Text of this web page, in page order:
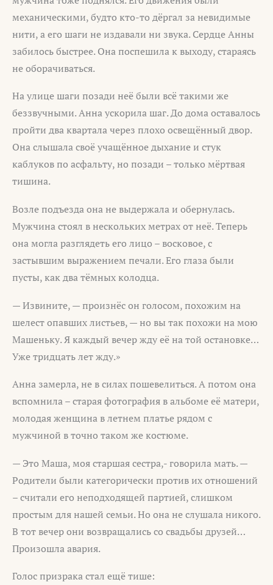
механическими, будто кто-то дёргал за невидимые
нити, а его шаги не издавали ни звука. Сердце Анны
забилось быстрее. Она поспешила к выходу, стараясь
не оборачиваться.
На улице шаги позади неё были всё такими же
беззвучными. Анна ускорила шаг. До дома оставалось
пройти два квартала через плохо освещённый двор.
Она слышала своё учащённое дыхание и стук
каблуков по асфальту, но позади – только мёртвая
тишина.
Возле подъезда она не выдержала и обернулась.
Мужчина стоял в нескольких метрах от неё. Теперь
она могла разглядеть его лицо – восковое, с
застывшим выражением печали. Его глаза были
пусты, как два тёмных колодца.
— Извините, — произнёс он голосом, похожим на
шелест опавших листьев, — но вы так похожи на мою
Машеньку. Я каждый вечер жду её на той остановке…
Уже тридцать лет жду.»
Анна замерла, не в силах пошевелиться. А потом она
вспомнила – старая фотография в альбоме её матери,
молодая женщина в летнем платье рядом с
мужчиной в точно таком же костюме.
— Это Маша, моя старшая сестра,- говорила мать. —
Родители были категорически против их отношений
– считали его неподходящей партией, слишком
простым для нашей семьи. Но она не слушала никого.
В тот вечер они возвращались со свадьбы друзей…
Произошла авария.
Голос призрака стал ещё тише: